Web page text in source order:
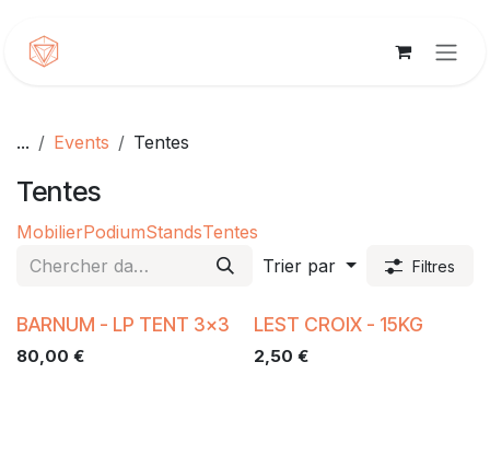
... Events Tentes
Tentes
MobilierPodiumStandsTentes
Trier par
Filtres
BARNUM - LP TENT 3x3
80,00 €
LEST CROIX - 15KG
2,50 €